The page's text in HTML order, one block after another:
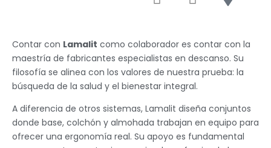
Contar con Lamalit como colaborador es contar con la
maestría de fabricantes especialistas en descanso. Su
filosofía se alinea con los valores de nuestra prueba: la
búsqueda de la salud y el bienestar integral.
A diferencia de otros sistemas, Lamalit diseña conjuntos
donde base, colchón y almohada trabajan en equipo para
ofrecer una ergonomía real. Su apoyo es fundamental